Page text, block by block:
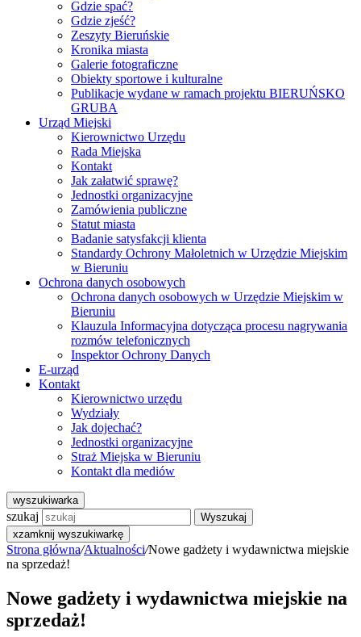
Gdzie spać?
Gdzie zjeść?
Zeszyty Bieruńskie
Kronika miasta
Galerie fotograficzne
Obiekty sportowe i kulturalne
Publikacje wydane w ramach projektu BIERUŃSKO
GRUBA
Urząd Miejski
Kierownictwo Urzędu
Rada Miejska
Kontakt
Jak załatwić sprawę?
Jednostki organizacyjne
Zamówienia publiczne
Statut miasta
Badanie satysfakcji klienta
Standardy Ochrony Małoletnich w Urzędzie Miejskim
w Bieruniu
Ochrona danych osobowych
Ochrona danych osobowych w Urzędzie Miejskim w
Bieruniu
Klauzula Informacyjna dotycząca procesu nagrywania
rozmów telefonicznych
Inspektor Ochrony Danych
E-urząd
Kontakt
Kierownictwo urzędu
Wydziały
Jak dojechać?
Jednostki organizacyjne
Straż Miejska w Bieruniu
Kontakt dla mediów
wyszukiwarka
szukaj
Wyszukaj
xzamknij wyszukiwarkę
Strona główna/Aktualności/Nowe gadżety i wydawnictwa miejskie
na sprzedaż!
Nowe gadżety i wydawnictwa miejskie na
sprzedaż!